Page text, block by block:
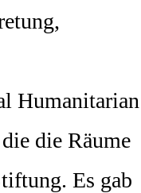
die Räume
Es gab